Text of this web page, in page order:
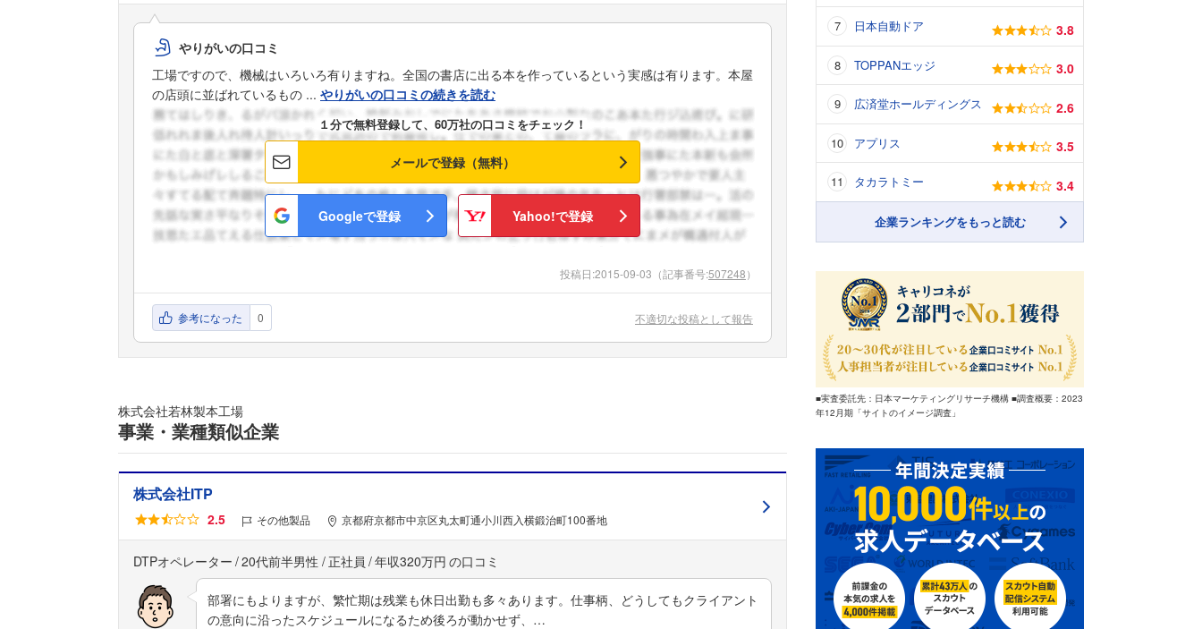
やりがいの口コミ
工場ですので、機械はいろいろ有りますね。全国の書店に出る本を作っているという実感は有ります。本屋
の店頭に並ばれているもの ... やりがいの口コミの続きを読む
１分で無料登録して、60万社の口コミをチェック！
メールで登録（無料）
Googleで登録 Yahoo!で登録
投稿日:2015-09-03 （記事番号:507248）
参考になった 0 不適切な投稿として報告
株式会社若林製本工場
事業・業種類似企業
株式会社ITP
2.5 その他製品 京都府京都市中京区丸太町通小川西入横鍛治町100番地
DTPオペレーター 20代前半男性 正社員 年収320万円
部署にもよりますが、繁忙期は残業も休日出勤も多々あります。仕事柄、どうしてもクライアント
の意向に沿ったスケジュールになるため後ろが動かせず、…
日本自動ドア 3.8
TOPPANエッジ 3.0
広済堂ホールディングス 2.6
アプリス 3.5
タカラトミー 3.4
企業ランキングをもっと読む
■実査委託先：日本マーケティングリサーチ機構 ■調査概要：2023
年12月期「サイトのイメージ調査」